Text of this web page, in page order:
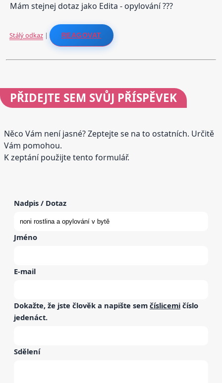
Mám stejnej dotaz jako Edita - opylování ???
Stálý odkaz| REAGOVAT
PŘIDEJTE SEM SVŮJ PŘÍSPĚVEK
Něco Vám není jasné? Zeptejte se na to ostatních. Určitě
Vám pomohou.
K zeptání použijte tento formulář.
Nadpis / Dotaz
Jméno
E-mail
Dokažte, že jste člověk a napište sem číslicemi číslo
jedenáct.
Sdělení